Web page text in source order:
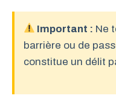
Important : Ne
barrière ou de
constitue un délit